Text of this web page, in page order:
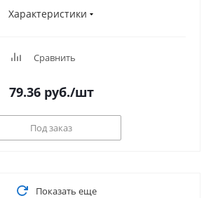
Характеристики
Сравнить
79.36 руб./шт
Под заказ
Показать еще